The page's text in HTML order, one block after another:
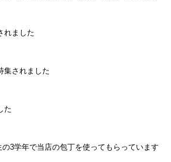
れました
集されました
た
3学年で当店の包丁を使ってもらっています